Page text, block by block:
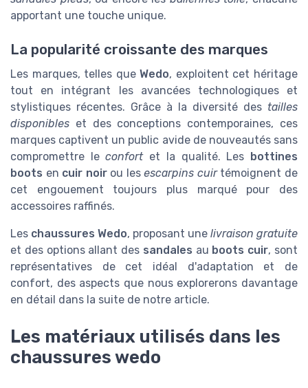
apportant une touche unique.
La popularité croissante des marques
Les marques, telles queWedo, exploitent cet héritage
tout en intégrant les avancées technologiques et
stylistiques récentes. Grâce à la diversité des tailles
disponibles et des conceptions contemporaines, ces
marques captivent un public avide de nouveautés sans
compromettre leconfortet la qualité. Les bottines
boots en cuir noirou lesescarpins cuirtémoignent de
cet engouement toujours plus marqué pour des
accessoires raffinés.
Les chaussures Wedo, proposant une livraison gratuite
et des options allant des sandales au boots cuir, sont
représentatives de cet idéal d'adaptation et de
confort, des aspects que nous explorerons davantage
en détail dans la suite de notre article.
Les matériaux utilisés dans les
chaussures wedo